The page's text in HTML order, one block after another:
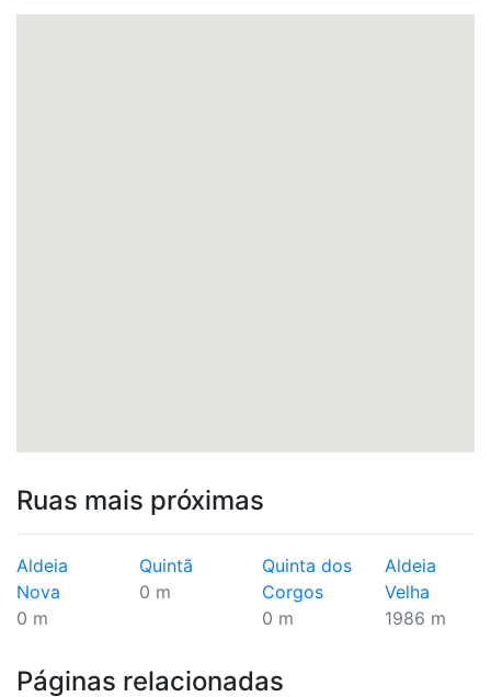
Ruas mais próximas
Aldeia
Nova
0 m
Quintã
0 m
Quinta dos
Corgos
0 m
Aldeia
Velha
1986 m
Páginas relacionadas